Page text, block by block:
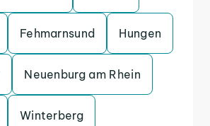
Fehmarnsund Hungen
Neuenburg am Rhein
Winterberg